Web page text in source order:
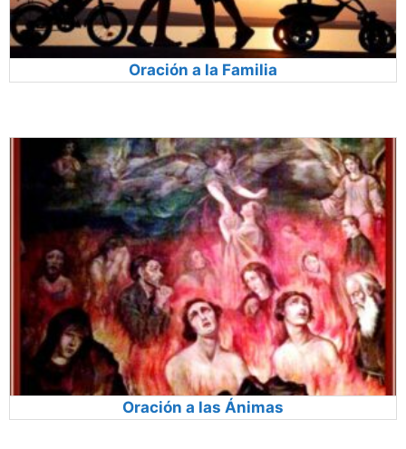
Oración a la Familia
Oración a las Ánimas